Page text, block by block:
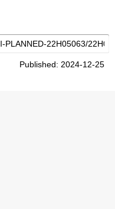
Published: 2024-12-25